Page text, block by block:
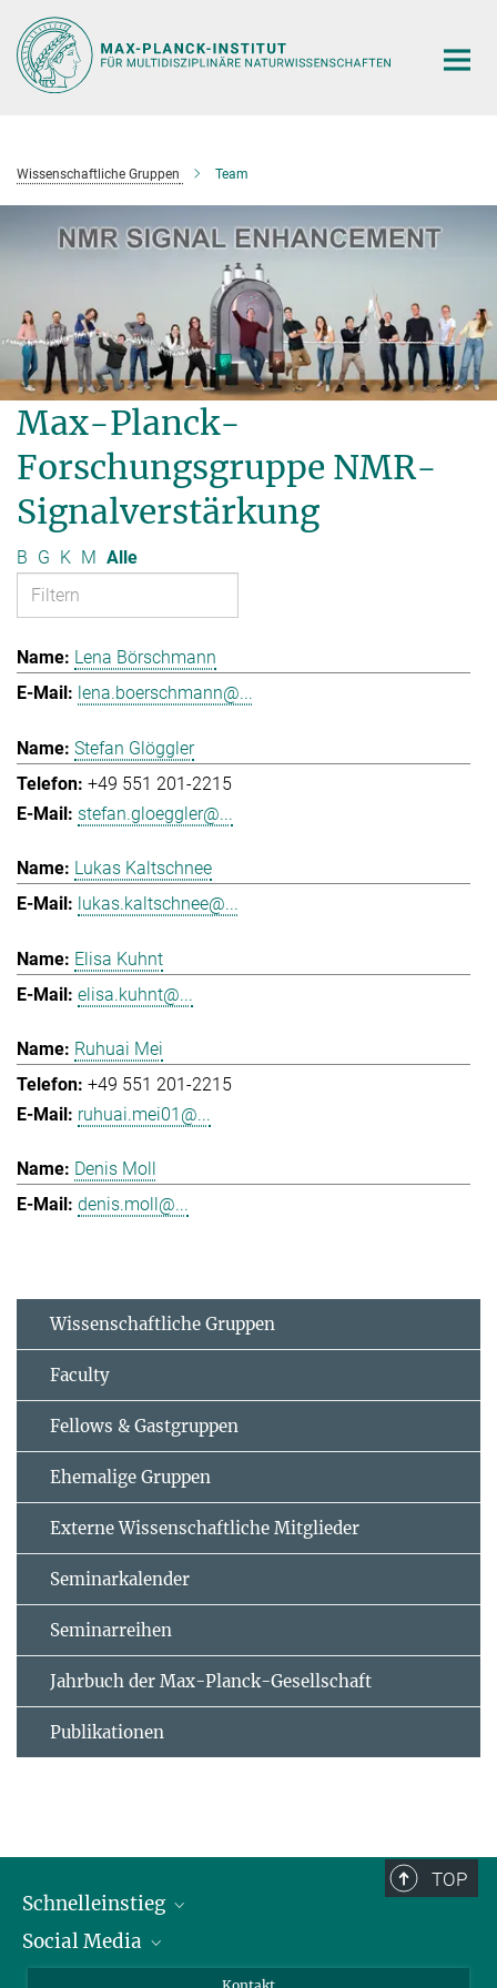
Hauptinhalt
Wissenschaftliche Gruppen Team
Max-Planck-
Forschungsgruppe NMR-
Signalverstärkung
B G K M Alle
Lena Börschmann
lena.boerschmann@...
Stefan Glöggler
+49 551 201-2215
stefan.gloeggler@...
Lukas Kaltschnee
lukas.kaltschnee@...
Elisa Kuhnt
elisa.kuhnt@...
Ruhuai Mei
+49 551 201-2215
ruhuai.mei01@...
Denis Moll
denis.moll@...
Wissenschaftliche Gruppen
Faculty
Fellows & Gastgruppen
Ehemalige Gruppen
Externe Wissenschaftliche Mitglieder
Seminarkalender
Seminarreihen
Jahrbuch der Max-Planck-Gesellschaft
Publikationen
TOP
Schnelleinstieg
Alumni
Social Media